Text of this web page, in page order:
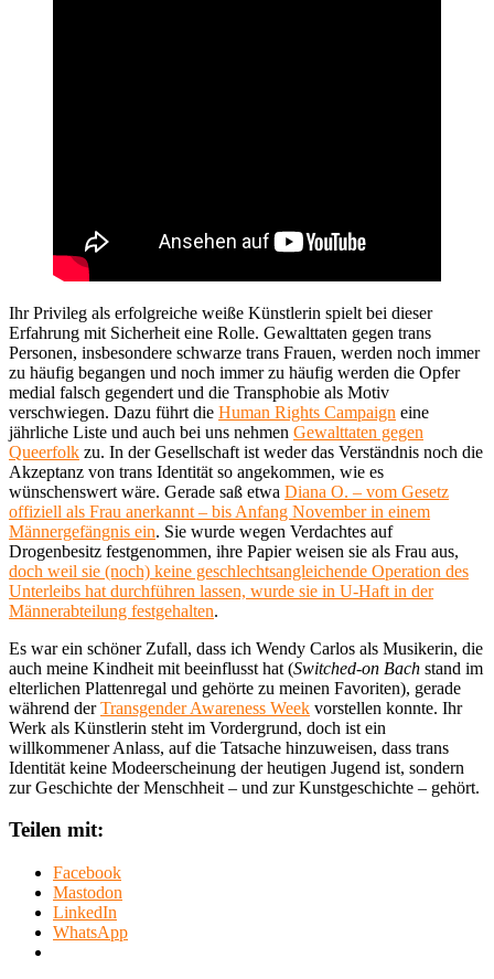
Ihr Privileg als erfolgreiche weiße Künstlerin spielt bei dieser
Erfahrung mit Sicherheit eine Rolle. Gewalttaten gegen trans
Personen, insbesondere schwarze trans Frauen, werden noch immer
zu häufig begangen und noch immer zu häufig werden die Opfer
medial falsch gegendert und die Transphobie als Motiv
verschwiegen. Dazu führt die Human Rights Campaign eine
jährliche Liste und auch bei uns nehmen Gewalttaten gegen
Queerfolk zu. In der Gesellschaft ist weder das Verständnis noch die
Akzeptanz von trans Identität so angekommen, wie es
wünschenswert wäre. Gerade saß etwa Diana O. – vom Gesetz
offiziell als Frau anerkannt – bis Anfang November in einem
Männergefängnis ein. Sie wurde wegen Verdachtes auf
Drogenbesitz festgenommen, ihre Papier weisen sie als Frau aus,
doch weil sie (noch) keine geschlechtsangleichende Operation des
Unterleibs hat durchführen lassen, wurde sie in U-Haft in der
Männerabteilung festgehalten.
Es war ein schöner Zufall, dass ich Wendy Carlos als Musikerin, die
auch meine Kindheit mit beeinflusst hat (Switched-on Bach stand im
elterlichen Plattenregal und gehörte zu meinen Favoriten), gerade
während derTransgender Awareness Week vorstellen konnte. Ihr
Werk als Künstlerin steht im Vordergrund, doch ist ein
willkommener Anlass, auf die Tatsache hinzuweisen, dass trans
Identität keine Modeerscheinung der heutigen Jugend ist, sondern
zur Geschichte der Menschheit – und zur Kunstgeschichte – gehört.
Teilen mit:
Facebook
Mastodon
LinkedIn
WhatsApp